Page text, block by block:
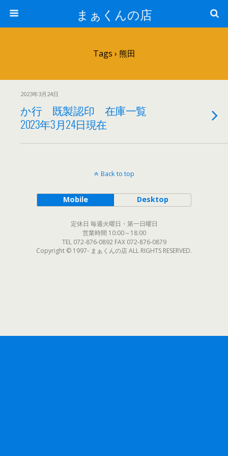
まぁくんの店
Tags › 熊田
2023年3月24日
か行 既製認印 在庫一覧
2023年3月24日現在
Back to top
Mobile Desktop
定休日 毎週火曜日・第一日曜日
営業時間 10:00～18:00
TEL 072-876-0892 FAX 072-876-0879
Copyright © 1997- まぁくんの店 ALL RIGHTS RESERVED.